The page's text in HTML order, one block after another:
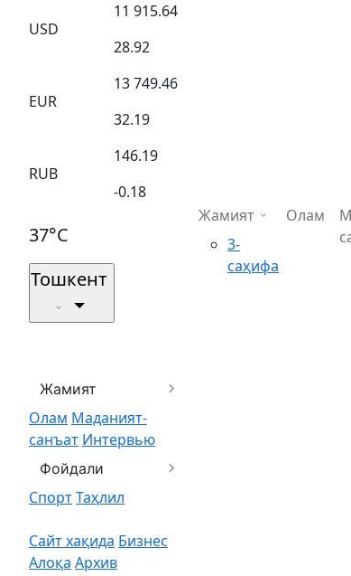
USD
11 915.64
28.92
EUR
13 749.46
32.19
RUB
146.19
-0.18
37°C
Тошкент
Жамият
Олам Маданият-
санъат Интервью
Фойдали
СпортТаҳлил
Сайт хақида Бизнес
Алоқа Архив
Жамият
3-
саҳифа
Олам